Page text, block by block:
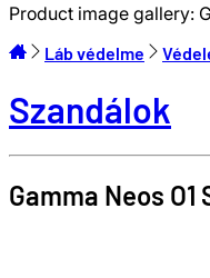
Product image gallery:
Láb védelme
Szandálok
Gamma Neos O1